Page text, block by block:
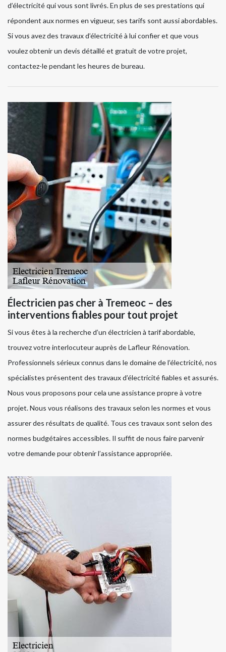
d’électricité qui vous sont livrés. En plus de ses prestations qui
répondent aux normes en vigueur, ses tarifs sont aussi abordables.
Si vous avez des travaux d’électricité à lui confier et que vous
voulez obtenir un devis détaillé et gratuit de votre projet,
contactez-le pendant les heures de bureau.
Électricien pas cher à Tremeoc – des
interventions fiables pour tout projet
Si vous êtes à la recherche d’un électricien à tarif abordable,
trouvez votre interlocuteur auprès de Lafleur Rénovation.
Professionnels sérieux connus dans le domaine de l’électricité, nos
spécialistes présentent des travaux d’électricité fiables et assurés.
Nous vous proposons pour cela une assistance propre à votre
projet. Nous vous réalisons des travaux selon les normes et vous
assurer des résultats de qualité. Tous ces travaux sont selon des
normes budgétaires accessibles. Il suffit de nous faire parvenir
votre demande pour obtenir l’assistance appropriée.